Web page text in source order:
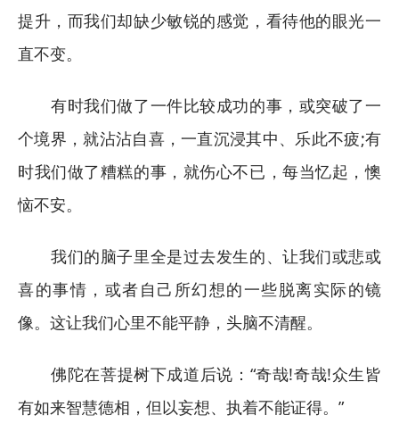
提升，而我们却缺少敏锐的感觉，看待他的眼光一
直不变。
有时我们做了一件比较成功的事，或突破了一
个境界，就沾沾自喜，一直沉浸其中、乐此不疲;有
时我们做了糟糕的事，就伤心不已，每当忆起，懊
恼不安。
我们的脑子里全是过去发生的、让我们或悲或
喜的事情，或者自己所幻想的一些脱离实际的镜
像。这让我们心里不能平静，头脑不清醒。
佛陀在菩提树下成道后说：“奇哉!奇哉!众生皆
有如来智慧德相，但以妄想、执着不能证得。”